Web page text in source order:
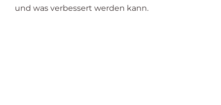
und was verbessert werden kann.